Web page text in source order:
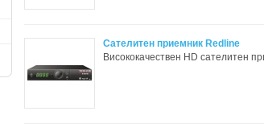
Сателитен приемник Redline
Висококачествен HD сателитен